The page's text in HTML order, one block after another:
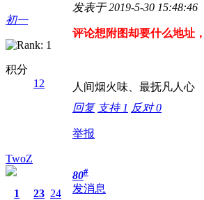
初一
积分
12
发表于 2019-5-30 15:48:46
评论想附图却要什么地址
人间烟火味、最抚凡人心
回复 支持 1 反对0
举报
TwoZ
1 23 24
80#
发消息